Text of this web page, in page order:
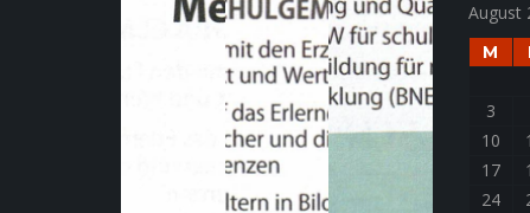
August
M
3
10
17
24